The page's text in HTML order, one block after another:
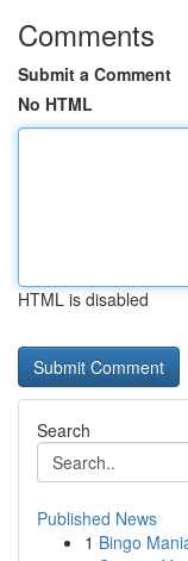
Comments
Submit a Comment
No HTML
HTML is disabled
Search
Published News
1 Bingo